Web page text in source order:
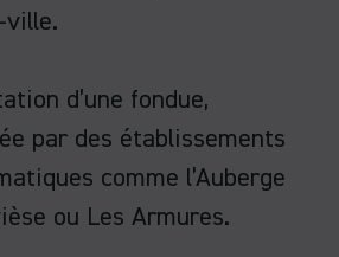
ville.
d’une fondue,
par des établissements
comme l’Auberge
ou Les Armures.